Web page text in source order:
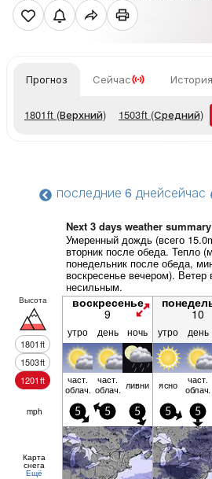
Прогноз Сейчас
1801ft (Верхний) 1503ft (Средний)
последние 6 днейсейчас
Next 3 days weather
Умеренный дождь (всего
вторник после обеда. Тепло
понедельник после обеда,
воскресенье вечером). Ветер
несильным.
Высота
1801ft
1503ft
1201ft
воскресенье
9 10
утро день ночь утро день
част.
облач.
част.
облач. ливни ясно част.
облач.
mph 5 5 5 5 5
Карта
снега
Ещё